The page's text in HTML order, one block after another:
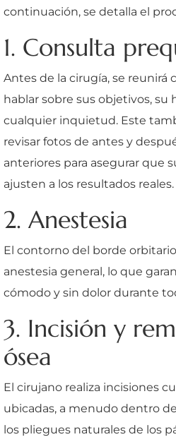
continuación, se detalla el
1. Consulta
Antes de la cirugía, se reunirá
hablar sobre sus objetivos, su
cualquier inquietud. Este
revisar fotos de antes y
anteriores para asegurar que
ajusten a los resultados reales.
2. Anestesia
El contorno del borde
anestesia general, lo que
cómodo y sin dolor durante
3. Incisión y
ósea
El cirujano realiza incisiones
ubicadas, a menudo dentro
los pliegues naturales de los